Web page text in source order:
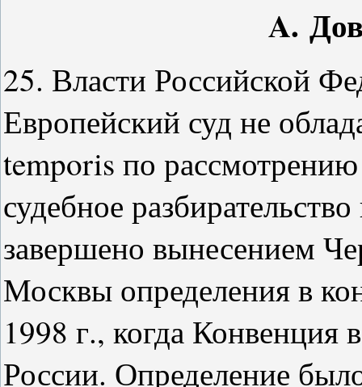
A.
25. Власти Российской
Европейский суд не
temporis по
судебное
завершено вынесением
Москвы определения в
1998 г., когда Конвенция
России. Определение